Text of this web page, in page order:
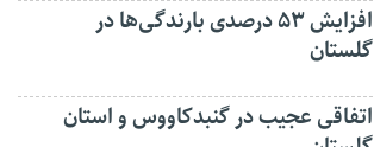
افزایش ۵۳ درصدی بارندگی‌ها در
گلستان
اتفاقی عجیب در‌ گنبدکاووس و استان